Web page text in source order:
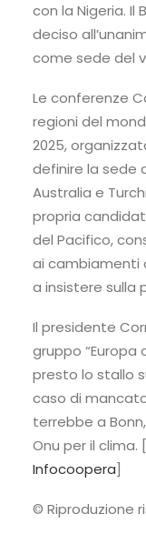
con la Nigeria. Il
deciso
come sede del
Le conferenze
regioni del
2025,
definire la sede
Australia e
propria
del Pacifico,
ai cambiamenti
a insistere sulla
Il presidente
gruppo “Europa
presto lo stallo
caso di
terrebbe a
Onu per il clima. [
Infocoopera]
© Riproduzione